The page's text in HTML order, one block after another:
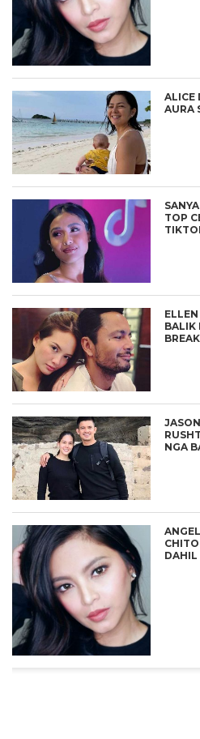
ALICE
AURA
TOP
BALIK
BREAK
NGA
DAHIL